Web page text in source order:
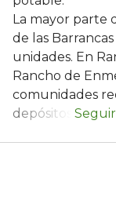
La mayor parte
de las
unidades. En
Rancho de
comunidades
depósitos.